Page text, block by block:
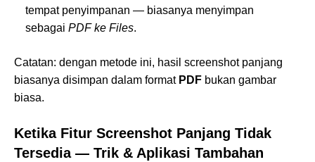
tempat penyimpanan — biasanya menyimpan
sebagai PDF ke Files.
Catatan: dengan metode ini, hasil screenshot panjang
biasanya disimpan dalam format PDF bukan gambar
biasa.
Ketika Fitur Screenshot Panjang Tidak
Tersedia — Trik & Aplikasi Tambahan